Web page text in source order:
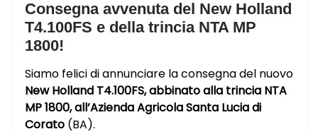
Consegna avvenuta del New Holland
T4.100FS e della trincia NTA MP
1800!
Siamo felici di annunciare la consegna del nuovo
New Holland T4.100FS, abbinato alla trincia NTA
MP 1800, all’Azienda Agricola Santa Lucia di
Corato (BA).